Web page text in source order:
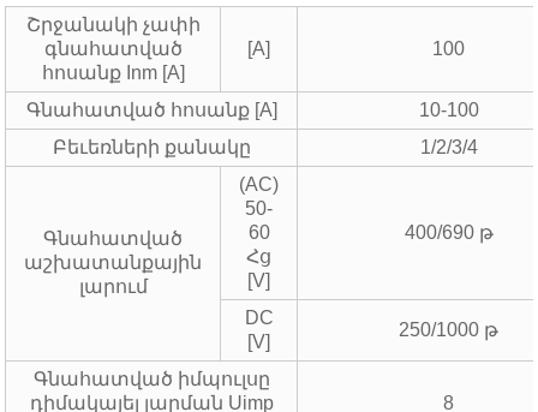
Շրջանակի չափի
գնահատված
հոսանք Inm [A]
[A] 100
Գնահատված հոսանք [A]
10-100
Բեւեռների քանակը
1/2/3/4
Գնահատված
աշխատանքային
լարում
(AC)
50-
60
Հց
[V]
400/690 թ
DC
[V]
250/1000 թ
Գնահատված իմպուլսը
դիմակայել լարման Uimp
8